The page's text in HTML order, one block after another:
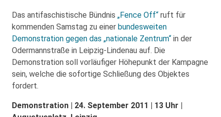
Das antifaschistische Bündnis „Fence Off“ ruft für
kommenden Samstag zu einer bundesweiten
Demonstration gegen das „nationale Zentrum“ in der
Odermannstraße in Leipzig-Lindenau auf. Die
Demonstration soll vorläufiger Höhepunkt der Kampagne
sein, welche die sofortige Schließung des Objektes
fordert.
Demonstration | 24. September 2011 | 13 Uhr |